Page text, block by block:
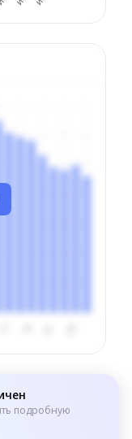
подробную